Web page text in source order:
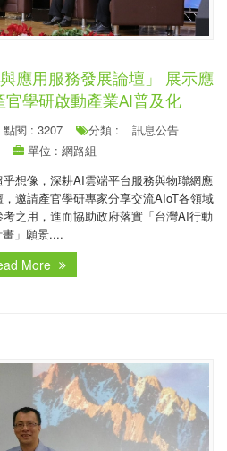
應用服務發展論壇」 展示應
學研啟動產業AI普及化
點閱 : 3207 分類 :
訊息公告
單位 : 網路組
想像，深耕AI雲端平台服務與物聯網應
邀請產官學研專家分享交流AIoT各領域
之用，進而協助政府落實「台灣AI行動
」願景....
More